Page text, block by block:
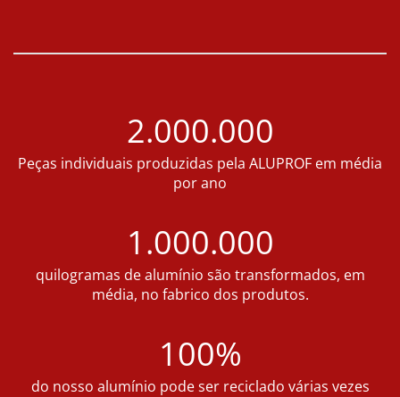
2.000.000
Peças individuais produzidas pela ALUPROF em média
por ano
1.000.000
quilogramas de alumínio são transformados, em
média, no fabrico dos produtos.
100%
do nosso alumínio pode ser reciclado várias vezes